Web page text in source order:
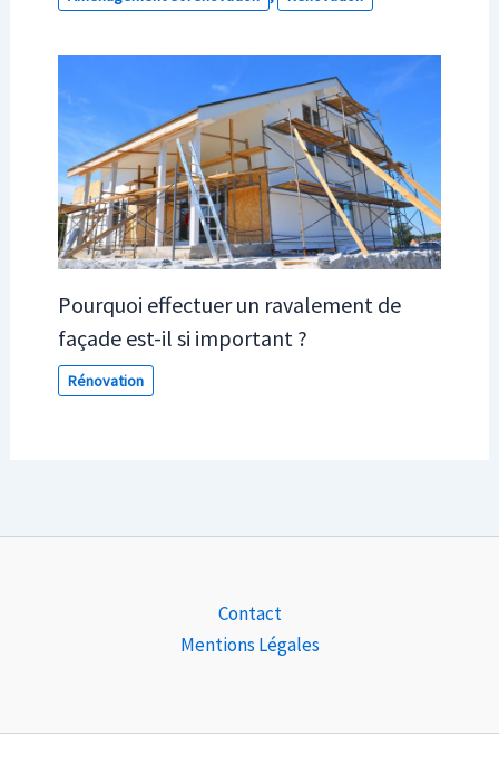
Pourquoi effectuer un ravalement de
façade est-il si important ?
Rénovation
Contact
Mentions Légales